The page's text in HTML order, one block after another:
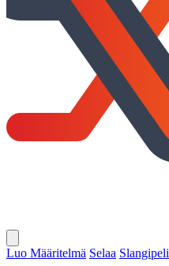
Luo Määritelmä Selaa Slangipeli